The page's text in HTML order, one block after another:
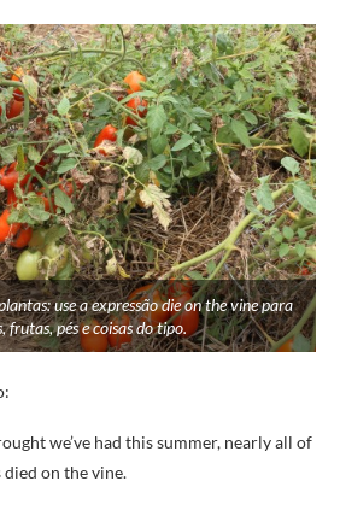
use a expressão die on the vine para
frutas, pés e coisas do tipo.
we’ve had thissummer, nearlyall of
died on thevine.